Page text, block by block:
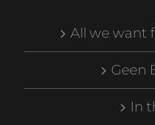
All we want
Geen
In